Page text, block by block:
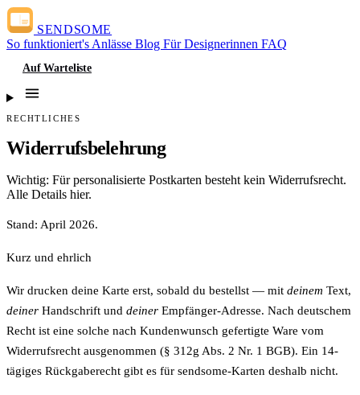
SENDSOME
So funktioniert's Anlässe Blog Für Designerinnen FAQ
Auf Warteliste
RECHTLICHES
Widerrufsbelehrung
Wichtig: Für personalisierte Postkarten besteht kein Widerrufsrecht.
Alle Details hier.
Stand: April 2026.
Kurz und ehrlich
Wir drucken deine Karte erst, sobald du bestellst — mit deinem Text,
deiner Handschrift und deiner Empfänger-Adresse. Nach deutschem
Recht ist eine solche nach Kundenwunsch gefertigte Ware vom
Widerrufsrecht ausgenommen (§ 312g Abs. 2 Nr. 1 BGB). Ein 14-
tägiges Rückgaberecht gibt es für sendsome-Karten deshalb nicht.